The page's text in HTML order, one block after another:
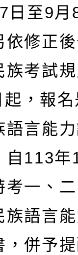
日至9
依修正
族考試
，報
語言能
自113年
考一、
族語言
，併予